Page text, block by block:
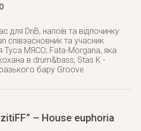
для DnB, напоїв та відпочинку.
співзасновник та учасник
Туса МЯСО; Fata-Morgana, яка
в drum&bass; Stas K -
бару Groove
– House euphoria